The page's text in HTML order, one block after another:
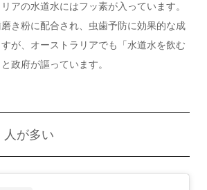
アの水道水にはフッ素が入っています。
き粉に配合され、虫歯予防に効果的な成
が、オーストラリアでも「水道水を飲む
政府が謳っています。
人が多い